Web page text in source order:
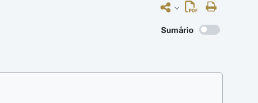
Sumário